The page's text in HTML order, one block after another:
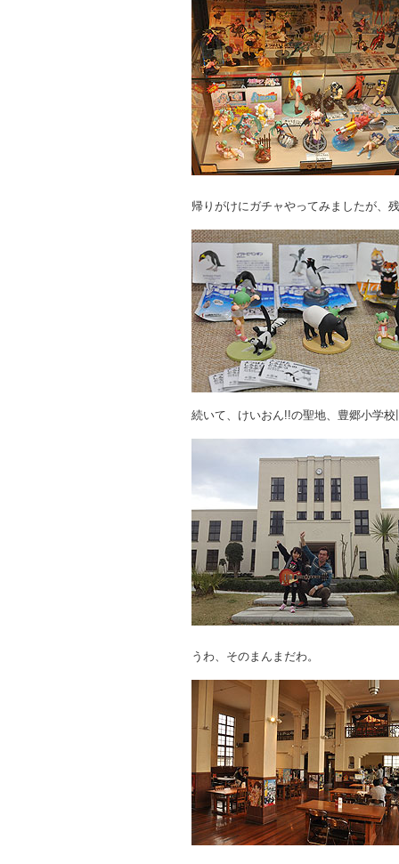
帰りがけにガチャやってみましたが、
続いて、けいおん!!の聖地、豊郷小学校
うわ、そのまんまだわ。